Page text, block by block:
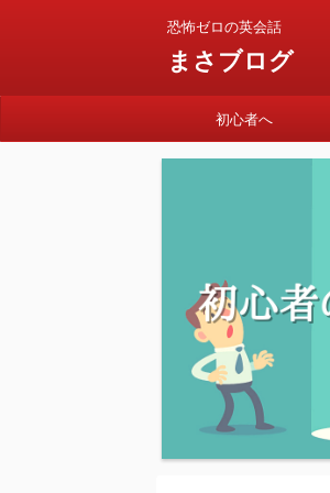
恐怖ゼロの英会話
まさブログ
初心者へ